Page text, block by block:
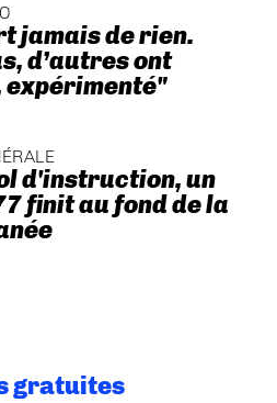
jamais de rien.
d’autres ont
d'instruction, un
finit au fond de la
gratuites